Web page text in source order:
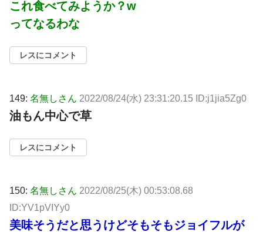
これ食べてみようか？w
ってなるわな
レスにコメント
149: 名無しさん 2022/08/24(水) 23:31:20.15 ID:j1jia5Zg0
油もん中心で草
レスにコメント
150: 名無しさん 2022/08/25(木) 00:53:08.68
ID:YV1pVIYy0
美味そうだと思うけどそもそもジョイフルが